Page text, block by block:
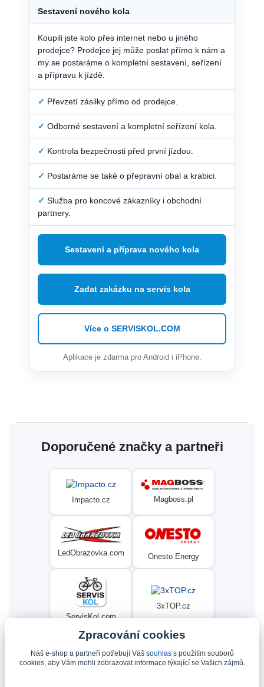
Sestavení nového kola
Koupili jste kolo přes internet nebo u jiného
prodejce? Prodejce jej může poslat přímo k nám a
my se postaráme o kompletní sestavení, seřízení
a přípravu k jízdě.
✓ Převzetí zásilky přímo od prodejce.
✓ Odborné sestavení a kompletní seřízení kola.
✓ Kontrola bezpečnosti před první jízdou.
✓ Postaráme se také o přepravní obal a krabici.
✓ Služba pro koncové zákazníky i obchodní
partnery.
Sestavení a příprava nového kola
Zadat zakázku na servis kola
Více o SERVISKOL.COM
Aplikace je zdarma pro Android i iPhone.
Doporučené značky a partneři
Impacto.cz Magboss.pl
LedObrazovka.com Onesto Energy
ServisKol.com
3xTOP.cz
Condat Ninex.cz
Zpracování cookies
Náš e-shop a partneři potřebují Váš souhlass použitím souborů
cookies, aby Vám mohli zobrazovat informace týkající se Vašich zájmů.